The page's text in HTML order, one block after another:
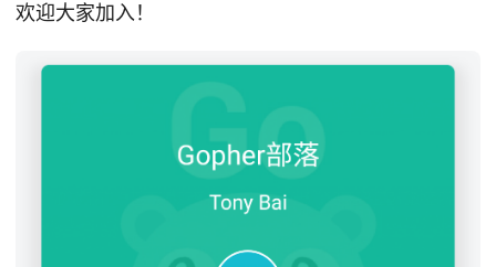
欢迎大家加入！